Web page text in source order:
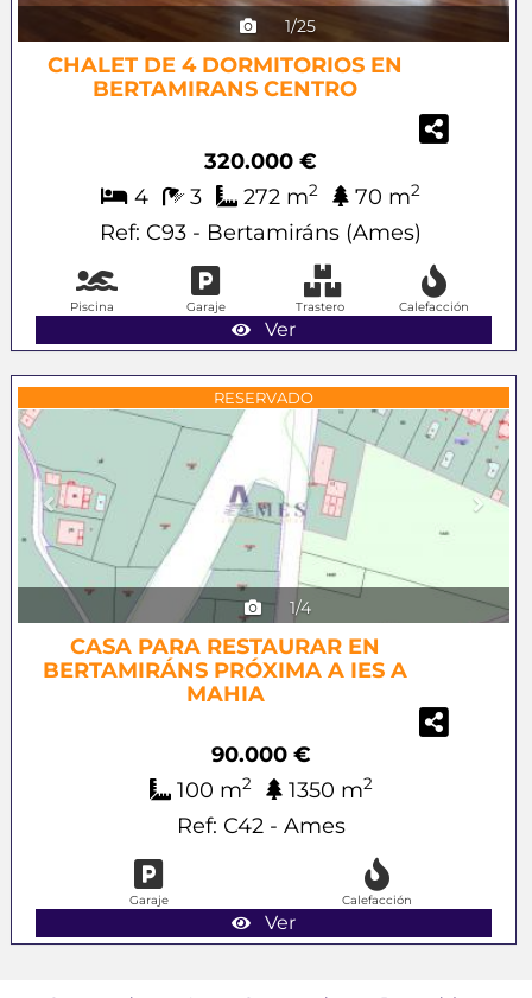
1/25
CHALET DE 4 DORMITORIOS EN
BERTAMIRANS CENTRO
320.000 €
4
3 272 m2 70 m2
Ref: C93 - Bertamiráns (Ames)
Ver
Piscina Garaje Trastero Calefacción
RESERVADO
1/4
CASA PARA RESTAURAR EN
BERTAMIRÁNS PRÓXIMA A IES A
MAHIA
90.000 €
100 m2 1350 m2
Ref: C42 - Ames
Ver
Garaje Calefacción